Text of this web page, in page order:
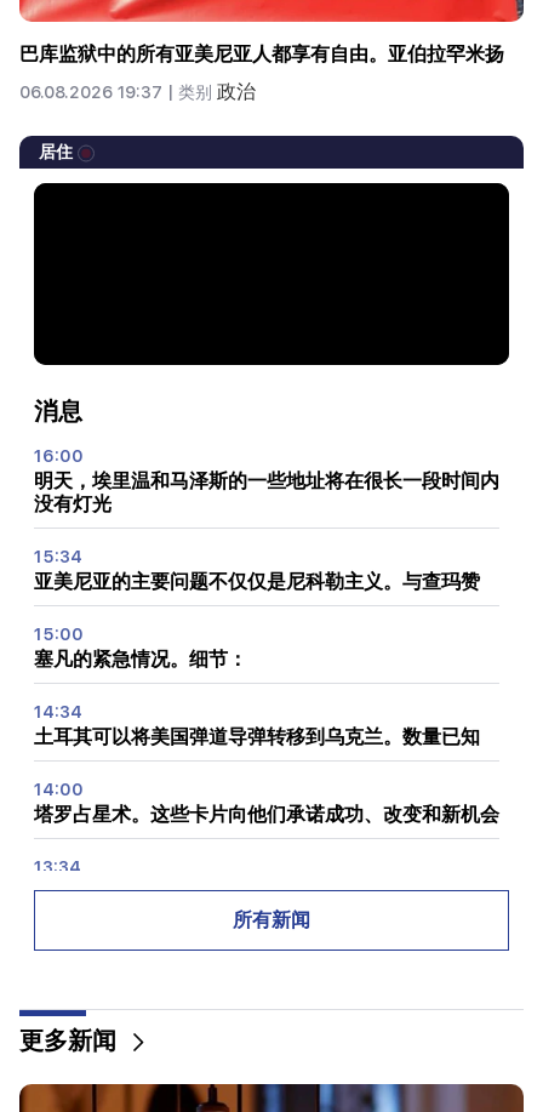
巴库监狱中的所有亚美尼亚人都享有自由。亚伯拉罕米扬
06.08.2026 19:37 | 类别 政治
居住
消息
16:00
明天，埃里温和马泽斯的一些地址将在很长一段时间内
没有灯光
15:34
亚美尼亚的主要问题不仅仅是尼科勒主义。与查玛赞
15:00
塞凡的紧急情况。细节：
14:34
土耳其可以将美国弹道导弹转移到乌克兰。数量已知
14:00
塔罗占星术。这些卡片向他们承诺成功、改变和新机会
13:34
收集水。会很长一段时间没有水
12:34
所有新闻
更多新闻